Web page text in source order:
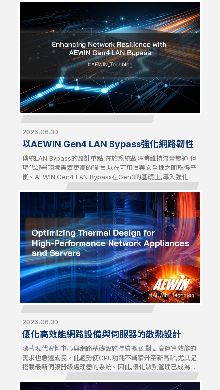
2026.06.30
以AEWIN Gen4 LAN Bypass強化網路韌性
傳統LAN Bypass的設計重點,在於系統故障時維持流量暢通,但
現代部署環境需要更高的彈性,以在可用性與安全性之間取得平
衡。AEWIN Gen4 LAN Bypass在Gen3的基礎上,導入強化的
2026.06.30
優化高效能網路設備與伺服器的散熱設計
隨著現代資料中心與網路基礎設施持續擴展,對更高運算效能的
需求也急遽成長。此趨勢使CPU功耗不斷攀升至新高點,尤其是
搭載最新伺服器級處理器的系統。因此,優化散熱管理已成為直
伺服器,需要先進的散熱解決方案,才能在高負載運作下維持效